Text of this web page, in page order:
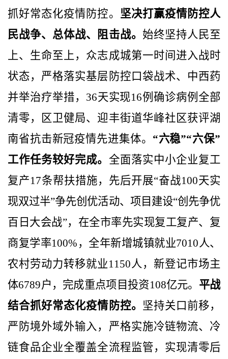
抓好常态化疫情防控。 坚决打赢疫情防控人
民战争、总体战、阻击战。 始终坚持人民至
上、生命至上，众志成城第一时间进入战时
状态，严格落实基层防控口袋战术、中西药
并举治疗举措， 36天实现16例确诊病例全部
清零，区卫健局、迎丰街道华峰社区获评湖
南省抗击新冠疫情先进集体。 “六稳”“六保”
工作任务较好完成。 全面落实中小企业复工
复产17条帮扶措施， 先后开展“奋战100天实
现双过半”争先创优活动、项目建设“创先争优
百日大会战”，在全市率先实现复工复产、复
商复学率100% ，全年新增城镇就业7010人、
农村劳动力转移就业1150人，新登记市场主
体6789户，完成重点项目投资108亿元。 平战
结合抓好常态化疫情防控。 坚持关口前移，
严防境外域外输入，严格实施冷链物流、冷
链食品企业全覆盖全流程监管，实现清零后